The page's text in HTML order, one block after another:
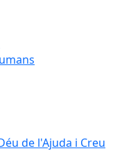
de l'Ajuda i Creu